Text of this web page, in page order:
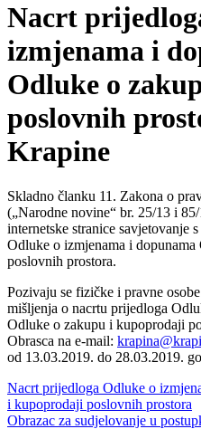
Nacrt
izmjenama i
Odluke o
poslovnih
Krapine
Skladno članku 11. Zakona o
(„Narodne novine“ br. 25/13 i
internetske stranice savjetovanje
Odluke o izmjenama i
poslovnih prostora.
Pozivaju se fizičke i pravne
mišljenja o nacrtu prijedloga
Odluke o zakupu i kupoprodaji
Obrasca na e-mail:
od 13.03.2019. do 28.03.2019.
Nacrt prijedloga Odluke o
i kupoprodaji poslovnih prostora
Obrazac za sudjelovanje u